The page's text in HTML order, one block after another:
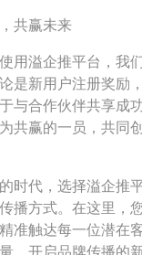
共赢未来
用溢企推平台，我
是新用户注册奖励
与合作伙伴共享成
共赢的一员，共同
时代，选择溢企推
播方式。在这里，
准触达每一位潜在